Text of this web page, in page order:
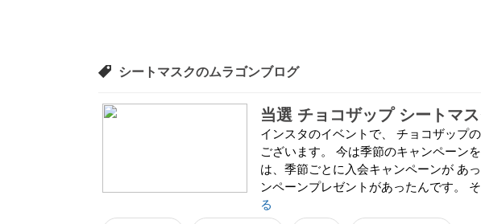
シートマスクのムラゴンブログ
当選 チョコザップ シートマ
インスタのイベントで、 チョコザップ
ございます。 今は季節のキャンペーン
は、季節ごとに入会キャンペーンが あ
ンペーンプレゼントがあったんです。
る